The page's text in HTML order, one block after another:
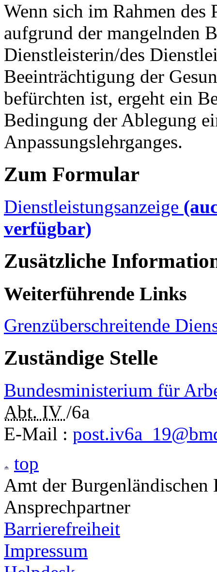
Wenn sich im Rahmen des
aufgrund der mangelnden
Dienstleisterin/des
Beeinträchtigung der
befürchten ist, ergeht ein
Bedingung der Ablegung
Anpassungslehrganges.
Zum Formular
Dienstleistungsanzeige
verfügbar)
Zusätzliche
Weiterführende Links
Grenzüberschreitende
Zuständige Stelle
Bundesministerium für
Abt. IV /6a
E-Mail :
top
Amt der
Ansprechpartner
Barrierefreiheit
Impressum